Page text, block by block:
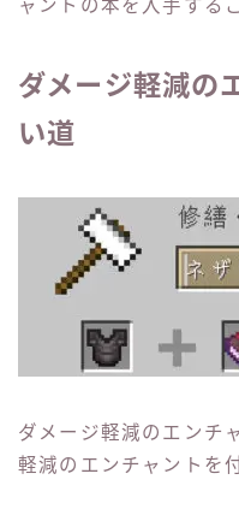
ャントの本を入手する
ダメージ軽減の
い道
ダメージ軽減のエンチ
軽減のエンチャントを